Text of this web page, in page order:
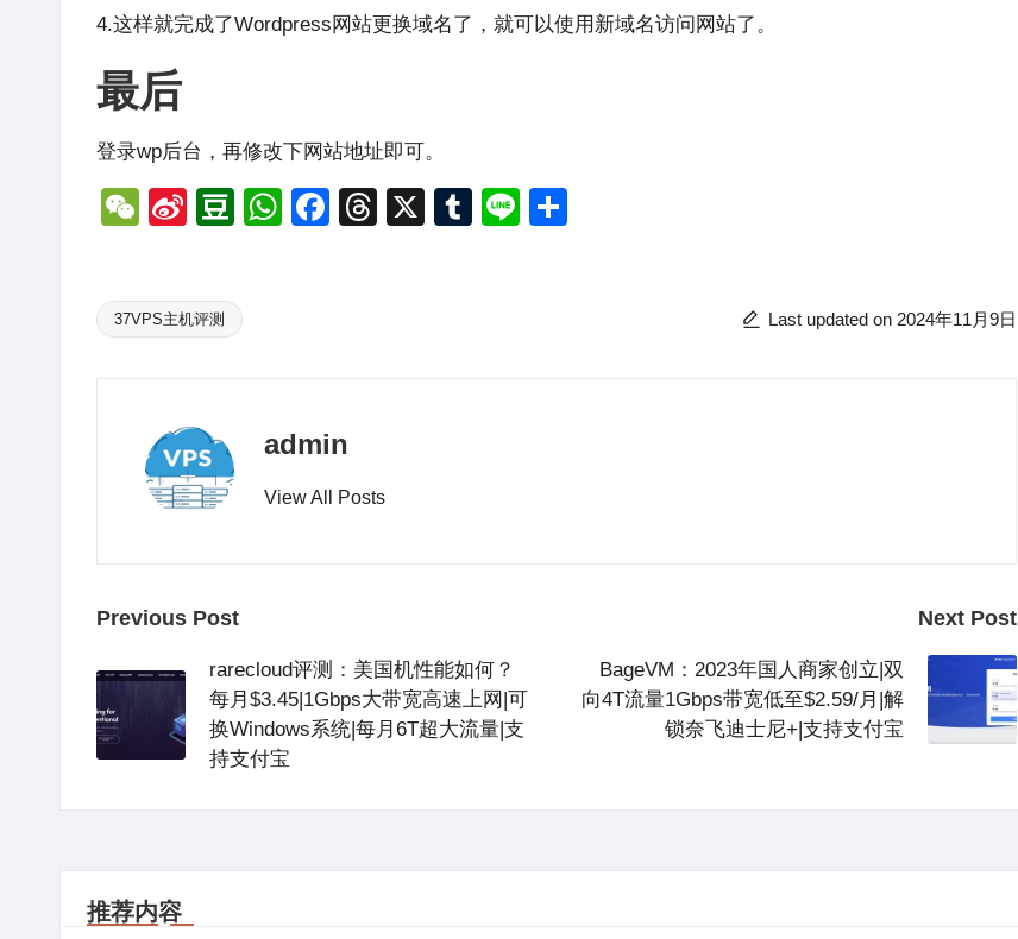
4.这样就完成了Wordpress网站更换域名了，就可以使用新域名访问网站了。
最后
登录wp后台，再修改下网站地址即可。
W
h
Si
W
o
D
b
W
p
F
o
T
X
T
Li
Tags:
37VPS主机评测 Last updated on 2024年11月9日
admin
View All Posts
Post
navigation
Previous Post
rarecloud评测：美国机性能如何？
每月$3.45|1Gbps大带宽高速上网|可
换Windows系统|每月6T超大流量|支
持支付宝
Next Post
BageVM：2023年国人商家创立|双
向4T流量1Gbps带宽低至$2.59/月|解
锁奈飞迪士尼+|支持支付宝
推荐内容